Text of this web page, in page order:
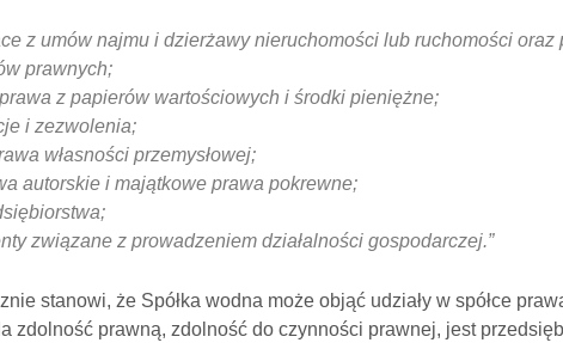
z umów najmu i dzierżawy nieruchomości lub ruchomości
prawnych;
z papierów wartościowych i środki pieniężne;
i zezwolenia;
własności przemysłowej;
autorskie i majątkowe prawa pokrewne;
związane z prowadzeniem działalności gospodarczej.”
stanowi, że Spółka wodna może objąć udziały w spółce
zdolność prawną, zdolność do czynności prawnej, jest